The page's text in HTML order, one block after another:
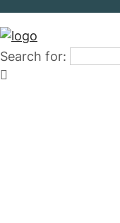
Search for: